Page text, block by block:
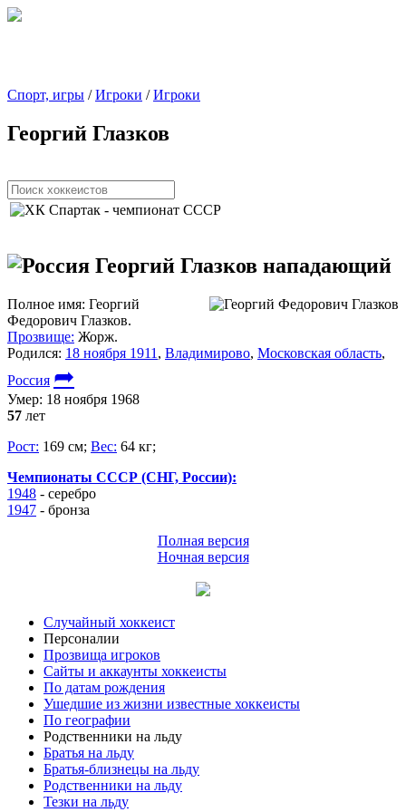
Спорт, игры /Игроки /Игроки
Георгий Глазков
Георгий Глазков нападающий
Полное имя: Георгий
Федорович Глазков.
Прозвище: Жорж.
Родился: 18 ноября 1911 , Владимирово, Московская область,
Россия ➦
Умер: 18 ноября 1968
57 лет
Рост: 169 см; Вес: 64 кг;
Чемпионаты СССР (СНГ, России):
1948 - серебро
1947 - бронза
Полная версия
Ночная версия
Случайный хоккеист
Персоналии
Прозвища игроков
Сайты и аккаунты хоккеисты
По датам рождения
Ушедшие из жизни известные хоккеисты
По географии
Родственники на льду
Братья на льду
Братья-близнецы на льду
Родственники на льду
Тезки на льду